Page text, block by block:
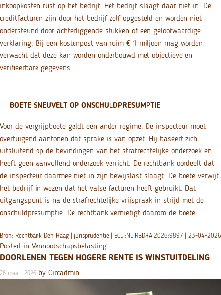
inkoopkosten rust op het bedrijf. Het bedrijf slaagt daar niet in. De
creditfacturen zijn door het bedrijf zelf opgesteld en worden niet
ondersteund door achterliggende stukken of een geloofwaardige
verklaring. Bij een kostenpost van ruim € 1 miljoen mag worden
verwacht dat deze kan worden onderbouwd met objectieve en
verifieerbare gegevens.
BOETE SNEUVELT OP ONSCHULDPRESUMPTIE
Voor de vergrijpboete geldt een ander regime. De inspecteur moet
overtuigend aantonen dat sprake is van opzet. Hij baseert zich
uitsluitend op de bevindingen van het strafrechtelijke onderzoek en
heeft geen aanvullend onderzoek verricht. De rechtbank oordeelt dat
de inspecteur daarmee niet in zijn bewijslast slaagt. De boete verwijt
het bedrijf in wezen dat het valse facturen heeft gebruikt. Dat
uitgangspunt is na de strafrechtelijke vrijspraak in strijd met de
onschuldpresumptie. De rechtbank vernietigt daarom de boete.
Bron: Rechtbank Den Haag | jurisprudentie | ECLI:NL:RBDHA:2026:9897 | 23-04-2026
Posted in Vennootschapsbelasting
DOORLENEN TEGEN HOGERE RENTE IS WINSTUITDELING
26 maart 2026 by Circadmin